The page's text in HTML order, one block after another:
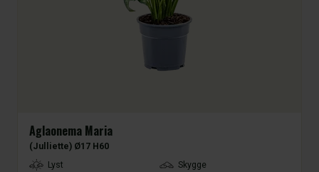
Aglaonema Maria
(Julliette) Ø17 H60
LightType
Lyst
Skygge